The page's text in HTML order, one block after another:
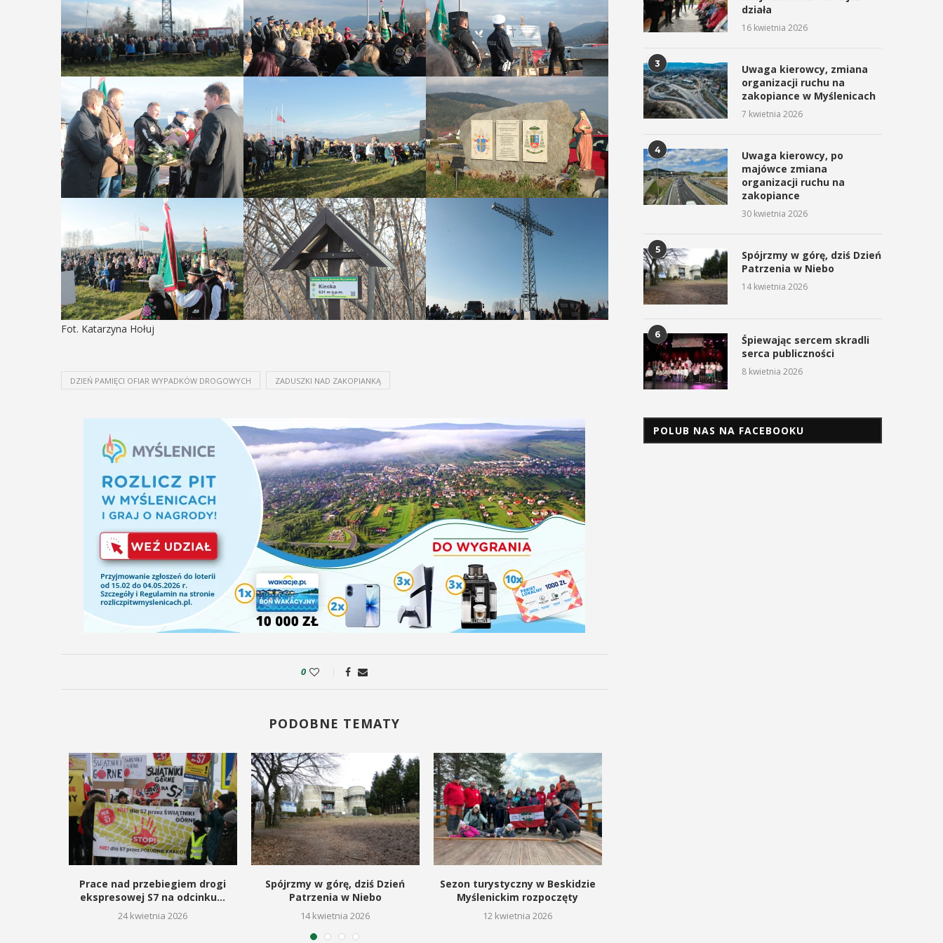
Fot. Katarzyna Hołuj
DZIEŃ PAMIĘCI OFIAR WYPADKÓW DROGOWYCH ZADUSZKI NAD ZAKOPIANKĄ
0
PODOBNE TEMATY
Prace nad przebiegiem drogi
ekspresowej S7 na odcinku...
24 kwietnia 2026
Spójrzmy w górę, dziś Dzień
Patrzenia w Niebo
14 kwietnia 2026
Sezon turystyczny w Beskidzie
Myślenickim rozpoczęty
12 kwietnia 2026
działa
16 kwietnia 2026
3
Uwaga kierowcy, zmiana
organizacji ruchu na
zakopiance w Myślenicach
7 kwietnia 2026
4
Uwaga kierowcy, po
majówce zmiana
organizacji ruchu na
zakopiance
30 kwietnia 2026
5
Spójrzmy w górę, dziś Dzień
Patrzenia w Niebo
14 kwietnia 2026
6
Śpiewając sercem skradli
serca publiczności
8 kwietnia 2026
POLUB NAS NA FACEBOOKU